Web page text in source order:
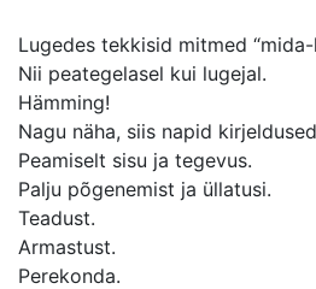
Lugedes tekkisid mitmed
Nii peategelasel kui lugejal.
Hämming!
Nagu näha, siis napid
Peamiselt sisu ja tegevus.
Palju põgenemist ja üllatusi.
Teadust.
Armastust.
Perekonda.